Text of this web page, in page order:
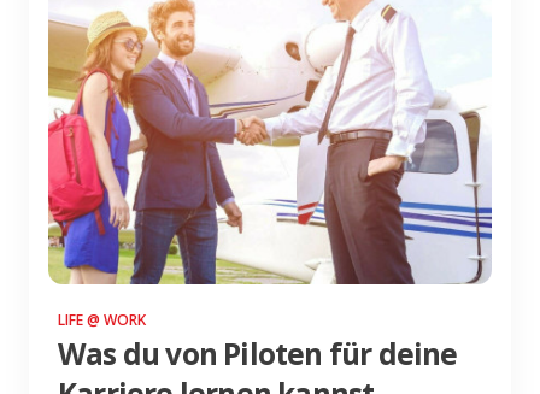
LIFE @ WORK
Was du von Piloten für deine